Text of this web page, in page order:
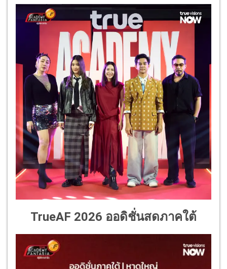
TrueAF 2026 ออดิชั่นสดภาคใต้